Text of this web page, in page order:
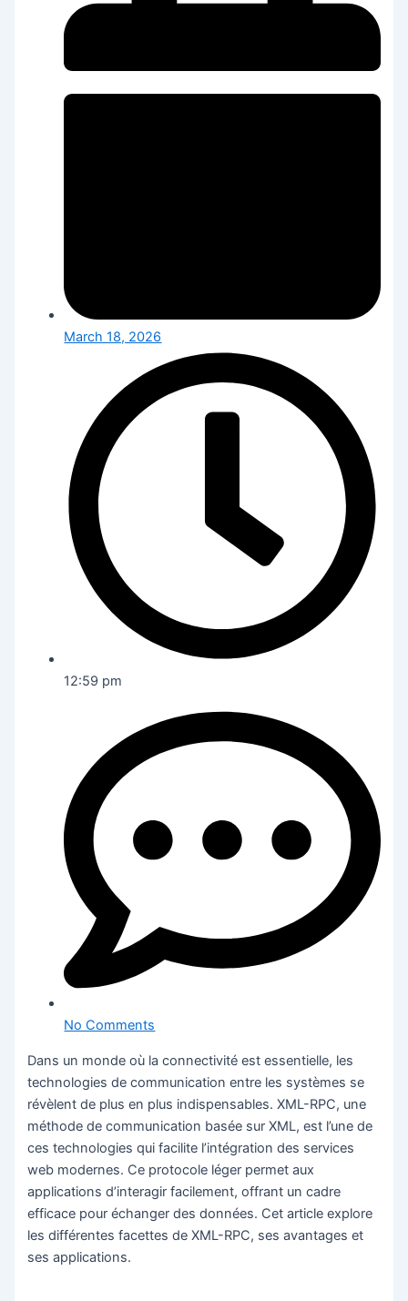
March 18, 2026
12:59 pm
No Comments
Dans un monde où la connectivité est essentielle, les
technologies de communication entre les systèmes se
révèlent de plus en plus indispensables. XML-RPC, une
méthode de communication basée sur XML, est l’une de
ces technologies qui facilite l’intégration des services
web modernes. Ce protocole léger permet aux
applications d’interagir facilement, offrant un cadre
efficace pour échanger des données. Cet article explore
les différentes facettes de XML-RPC, ses avantages et
ses applications.